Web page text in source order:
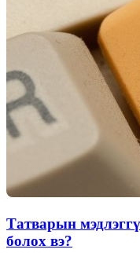
Татварын
болох вэ?